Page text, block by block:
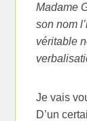
Madame
son nom
véritable
Je vais
D’un